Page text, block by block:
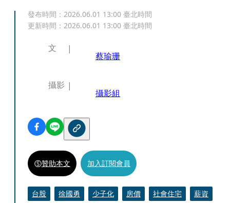
發布時間： 2026.06.01 13:00 臺北時間
更新時間： 2026.06.01 13:00 臺北時間
文
蔡瑜珊
攝影
攝影組
贊助本文 加入訂閱會員
台股 徐國勇 少子化 房價 社會住宅
薪資